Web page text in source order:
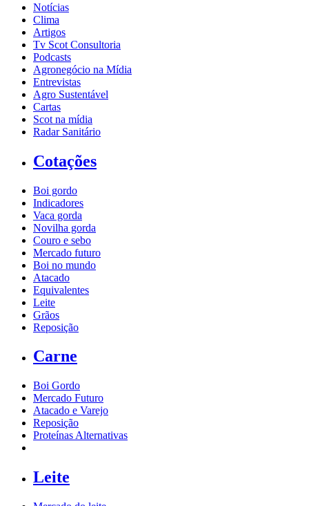
Notícias
Clima
Artigos
Tv Scot Consultoria
Podcasts
Agronegócio na Mídia
Entrevistas
Agro Sustentável
Cartas
Scot na mídia
Radar Sanitário
Cotações
Boi gordo
Indicadores
Vaca gorda
Novilha gorda
Couro e sebo
Mercado futuro
Boi no mundo
Atacado
Equivalentes
Leite
Grãos
Reposição
Carne
Boi Gordo
Mercado Futuro
Atacado e Varejo
Reposição
Proteínas Alternativas
Leite